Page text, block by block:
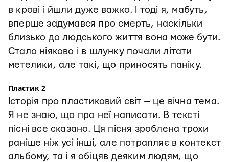
в крові і йшли дуже важко. І тоді я, мабуть,
вперше задумався про смерть, наскільки
близько до людського життя вона може бути.
Стало ніяково і в шлунку почали літати
метелики, але такі, що приносять паніку.
Пластик 2
Історія про пластиковий світ — це вічна тема.
Я не знаю, що про неї написати. В тексті
пісні все сказано. Ця пісня зроблена трохи
раніше ніж усі інші, але потрапляє в контекст
альбому, та і я обіцяв деяким людям, що